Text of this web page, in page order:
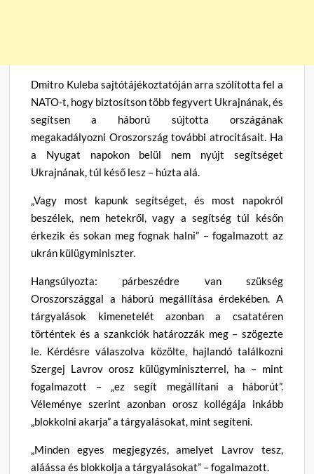
Dmitro Kuleba sajtótájékoztatóján arra szólította fel a
NATO-t, hogy biztosítson több fegyvert Ukrajnának, és
segítsen a háború sújtotta országának
megakadályozni Oroszország további atrocitásait. Ha
a Nyugat napokon belül nem nyújt segítséget
Ukrajnának, túl késő lesz – húzta alá.
„Vagy most kapunk segítséget, és most napokról
beszélek, nem hetekről, vagy a segítség túl későn
érkezik és sokan meg fognak halni” – fogalmazott az
ukrán külügyminiszter.
Hangsúlyozta: párbeszédre van szükség
Oroszországgal a háború megállítása érdekében. A
tárgyalások kimenetelét azonban a csatatéren
történtek és a szankciók határozzák meg – szögezte
le. Kérdésre válaszolva közölte, hajlandó találkozni
Szergej Lavrov orosz külügyminiszterrel, ha – mint
fogalmazott – „ez segít megállítani a háborút”.
Véleménye szerint azonban orosz kollégája inkább
„blokkolni akarja” a tárgyalásokat, mint segíteni.
„Minden egyes megjegyzés, amelyet Lavrov tesz,
aláássa és blokkolja a tárgyalásokat” – fogalmazott.